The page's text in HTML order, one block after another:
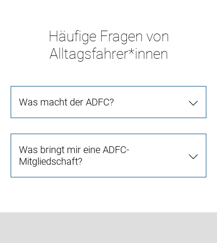
Häufige Fragen von
Alltagsfahrer*innen
Was macht der ADFC?
Was bringt mir eine ADFC-
Mitgliedschaft?